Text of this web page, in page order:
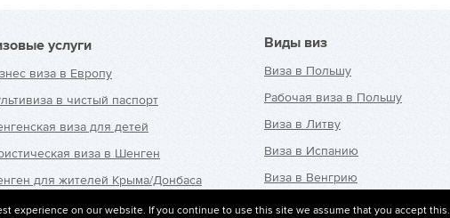
услуги
виза в Европу
в чистый паспорт
виза для детей
виза в Шенген
для жителей Крыма/Донбаса
для шенгенской
Виды виз
Виза в Польшу
Рабочая виза в Польшу
Виза в Литву
Виза в Испанию
Виза в Венгрию
Виза в Чехию
experience on our website. If you continue to use this site we assume that you accept this.